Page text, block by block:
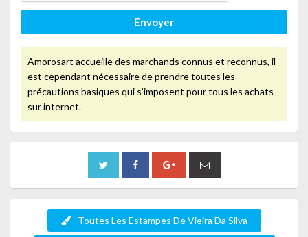
Envoyer
Amorosart accueille des marchands connus et reconnus, il
est cependant nécessaire de prendre toutes les
précautions basiques qui s’imposent pour tous les achats
sur internet.
Toutes Les Estampes De Vieira Da Silva